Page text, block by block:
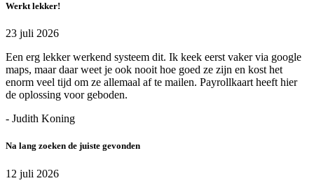
Werkt lekker!
23 juli 2026
Een erg lekker werkend systeem dit. Ik keek eerst vaker via google
maps, maar daar weet je ook nooit hoe goed ze zijn en kost het
enorm veel tijd om ze allemaal af te mailen. Payrollkaart heeft hier
de oplossing voor geboden.
- Judith Koning
Na lang zoeken de juiste gevonden
12 juli 2026